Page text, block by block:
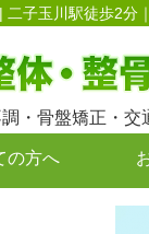
子玉川駅徒歩2分
・骨盤矯正・交
の方へ